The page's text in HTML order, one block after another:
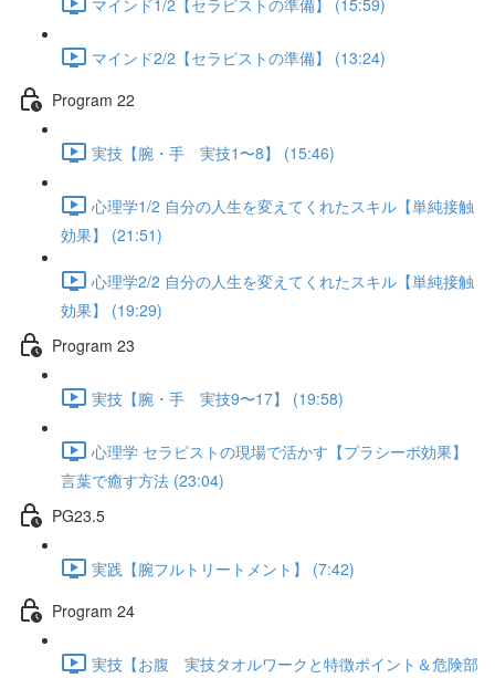
マインド2/2【セラピストの準備】 (13:24)
Program 22
実技【腕・手 実技1〜8】 (15:46)
心理学1/2 自分の人生を変えてくれたスキル【単純接触
効果】 (21:51)
心理学2/2 自分の人生を変えてくれたスキル【単純接触
効果】 (19:29)
Program 23
実技【腕・手 実技9〜17】 (19:58)
心理学 セラピストの現場で活かす【プラシーボ効果】
言葉で癒す方法 (23:04)
PG23.5
実践【腕フルトリートメント】 (7:42)
Program 24
実技【お腹 実技タオルワークと特徴ポイント＆危険部